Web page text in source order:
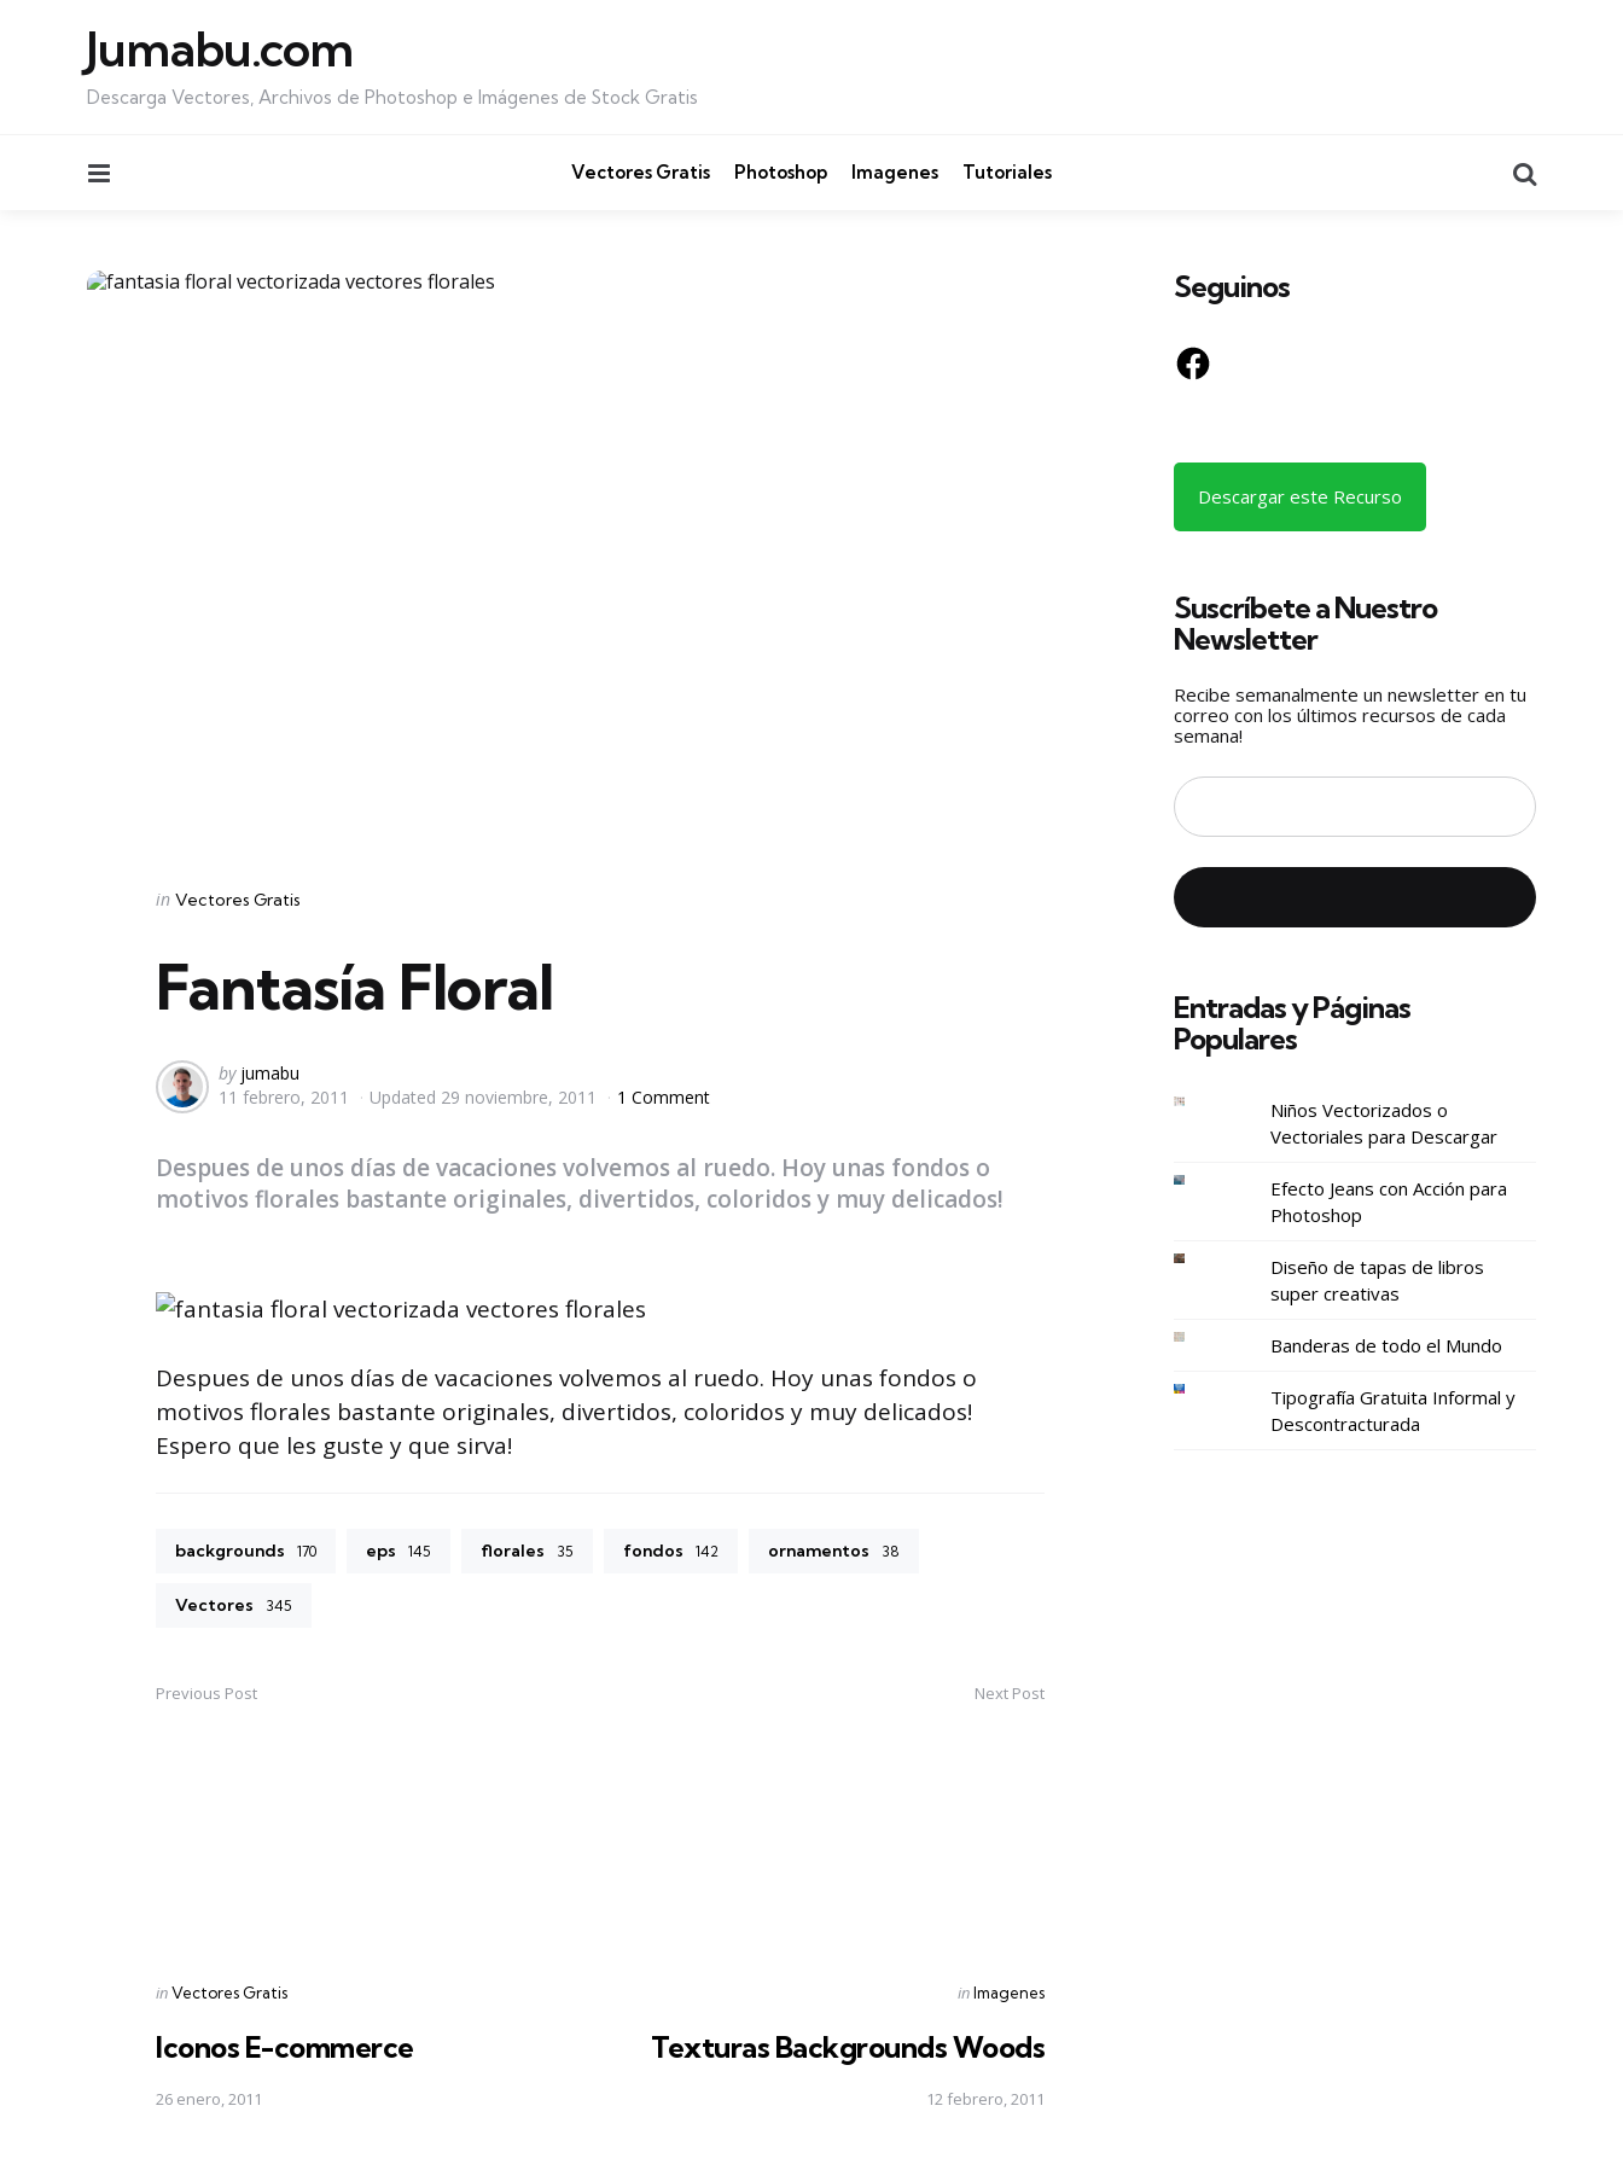
Jumabu.com
Descarga Vectores, Archivos de Photoshop e Imágenes de Stock Gratis
Vectores Gratis Photoshop Imagenes Tutoriales
Categories
Posted
in Vectores Gratis
Fantasía Floral
Posted
by
by jumabu
11 febrero, 2011
Updated 29 noviembre, 2011 1 Comment
Despues de unos días de vacaciones volvemos al ruedo. Hoy unas fondos o
motivos florales bastante originales, divertidos, coloridos y muy delicados!
Despues de unos días de vacaciones volvemos al ruedo. Hoy unas fondos o
motivos florales bastante originales, divertidos, coloridos y muy delicados!
Espero que les guste y que sirva!
backgrounds 170 eps 145 florales 35 fondos 142 ornamentos 38
Vectores 345
Post
Previous Post
Posted
inVectores Gratis
Iconos E-commerce
26 enero, 2011
Next Post
Posted
inImagenes
Texturas Backgrounds Woods
12 febrero, 2011
Seguinos
Facebook
Descargar este Recurso
Suscríbete a Nuestro
Newsletter
Recibe semanalmente un newsletter en tu
correo con los últimos recursos de cada
semana!
Entradas y Páginas
Populares
Niños Vectorizados o
Vectoriales para Descargar
Efecto Jeans con Acción para
Photoshop
Diseño de tapas de libros
super creativas
Banderas de todo el Mundo
Tipografía Gratuita Informal y
Descontracturada